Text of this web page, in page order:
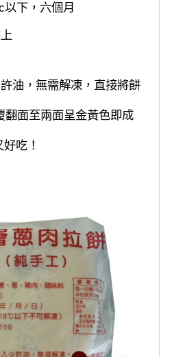
下，六個月
油，無需解凍，直接將餅
翻面至兩面呈金黃色即成
吃！